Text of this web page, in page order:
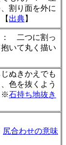
割り面を外に
出典】
： 二つに割っ
いて丸く描い
ぬきかえでも
色を抜くよう
※石持ち地抜き
尻合わせの意味